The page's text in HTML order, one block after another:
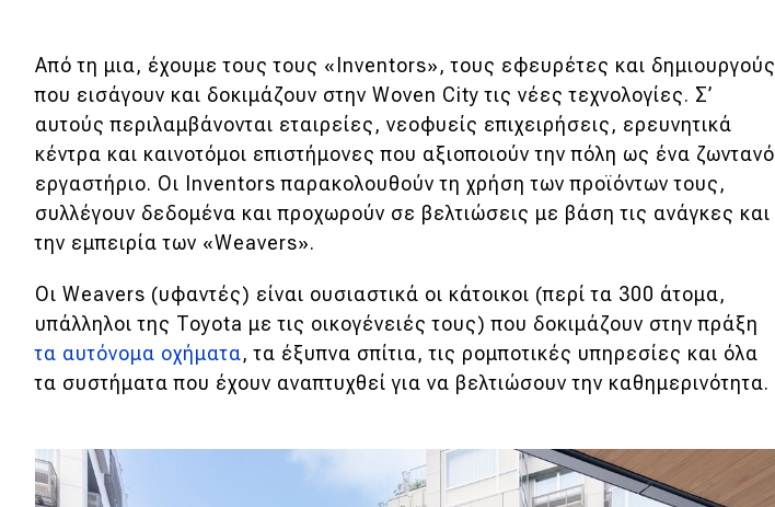
Παρουσιάσεις
DRIVE Away
MOTO
Οδηγός αγοράς
Συμβουλές
Χρηστικά
Συμβουλές
Από τη μια, έχουμε τους τους «Inventors», τους εφευρέτες και δημιουργούς
που εισάγουν και δοκιμάζουν στην Woven City τις νέες τεχνολογίες. Σ’
αυτούς περιλαμβάνονται εταιρείες, νεοφυείς επιχειρήσεις, ερευνητικά
κέντρα και καινοτόμοι επιστήμονες που αξιοποιούν την πόλη ως ένα ζωντανό
εργαστήριο. Οι Inventors παρακολουθούν τη χρήση των προϊόντων τους,
συλλέγουν δεδομένα και προχωρούν σε βελτιώσεις με βάση τις ανάγκες και
την εμπειρία των «Weavers».
Οι Weavers (υφαντές) είναι ουσιαστικά οι κάτοικοι (περί τα 300 άτομα,
υπάλληλοι της Toyota με τις οικογένειές τους) που δοκιμάζουν στην πράξη
τα αυτόνομα οχήματα, τα έξυπνα σπίτια, τις ρομποτικές υπηρεσίες και όλα
τα συστήματα που έχουν αναπτυχθεί για να βελτιώσουν την καθημερινότητα.